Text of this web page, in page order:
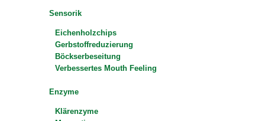
Sensorik
Eichenholzchips
Gerbstoffreduzierung
Böckserbeseitung
Verbessertes Mouth Feeling
Enzyme
Klärenzyme